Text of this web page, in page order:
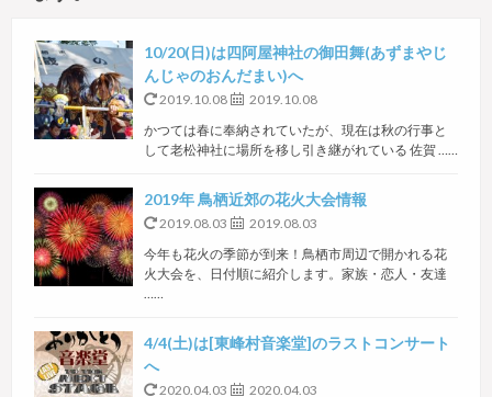
10/20(日)は四阿屋神社の御田舞(あずまやじ
んじゃのおんだまい)へ
2019.10.08
2019.10.08
かつては春に奉納されていたが、現在は秋の行事と
して老松神社に場所を移し引き継がれている 佐賀 ……
2019年 鳥栖近郊の花火大会情報
2019.08.03
2019.08.03
今年も花火の季節が到来！鳥栖市周辺で開かれる花
火大会を、日付順に紹介します。家族・恋人・友達
……
4/4(土)は[東峰村音楽堂]のラストコンサート
へ
2020.04.03
2020.04.03